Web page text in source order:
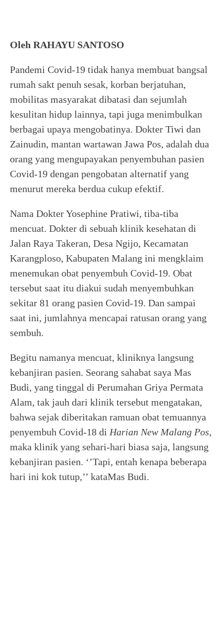
Oleh RAHAYU SANTOSO
Pandemi Covid-19 tidak hanya membuat bangsal
rumah sakt penuh sesak, korban berjatuhan,
mobilitas masyarakat dibatasi dan sejumlah
kesulitan hidup lainnya, tapi juga menimbulkan
berbagai upaya mengobatinya. Dokter Tiwi dan
Zainudin, mantan wartawan Jawa Pos, adalah dua
orang yang mengupayakan penyembuhan pasien
Covid-19 dengan pengobatan alternatif yang
menurut mereka berdua cukup efektif.
Nama Dokter Yosephine Pratiwi, tiba-tiba
mencuat. Dokter di sebuah klinik kesehatan di
Jalan Raya Takeran, Desa Ngijo, Kecamatan
Karangploso, Kabupaten Malang ini mengklaim
menemukan obat penyembuh Covid-19. Obat
tersebut saat itu diakui sudah menyembuhkan
sekitar 81 orang pasien Covid-19. Dan sampai
saat ini, jumlahnya mencapai ratusan orang yang
sembuh.
Begitu namanya mencuat, kliniknya langsung
kebanjiran pasien. Seorang sahabat saya Mas
Budi, yang tinggal di Perumahan Griya Permata
Alam, tak jauh dari klinik tersebut mengatakan,
bahwa sejak diberitakan ramuan obat temuannya
penyembuh Covid-18 di Harian New Malang Pos,
maka klinik yang sehari-hari biasa saja, langsung
kebanjiran pasien. ‘’Tapi, entah kenapa beberapa
hari ini kok tutup,’’ kataMas Budi.